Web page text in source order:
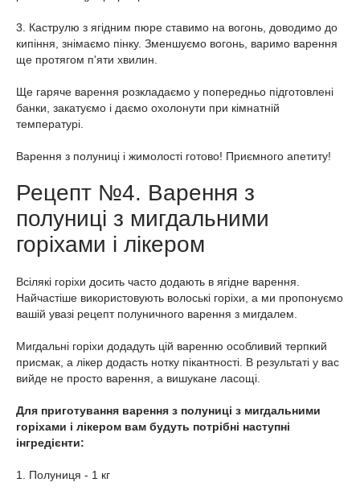
3. Каструлю з ягідним пюре ставимо на вогонь, доводимо до
кипіння, знімаємо пінку. Зменшуємо вогонь, варимо варення
ще протягом п'яти хвилин.
Ще гаряче варення розкладаємо у попередньо підготовлені
банки, закатуємо і даємо охолонути при кімнатній
температурі.
Варення з полуниці і жимолості готово! Приємного апетиту!
Рецепт №4. Варення з
полуниці з мигдальними
горіхами і лікером
Всілякі горіхи досить часто додають в ягідне варення.
Найчастіше використовують волоські горіхи, а ми пропонуємо
вашій увазі рецепт полуничного варення з мигдалем.
Мигдальні горіхи додадуть цій варенню особливий терпкий
присмак, а лікер додасть нотку пікантності. В результаті у вас
вийде не просто варення, а вишукане ласощі.
Для приготування варення з полуниці з мигдальними
горіхами і лікером вам будуть потрібні наступні
інгредієнти:
1. Полуниця - 1 кг